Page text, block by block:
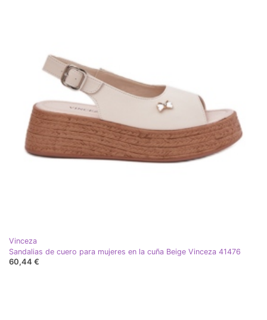
Vinceza
Sandalias de cuero para mujeres en la cuña Beige Vinceza 41476
60,44 €